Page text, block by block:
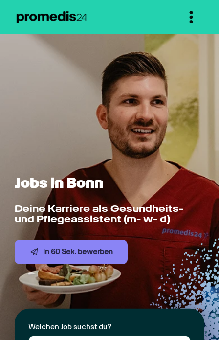
Jobs in Bonn
Deine Karriere als Gesundheits-
und Pflege­assistent (m- w- d)
In 60 Sek. bewerben
Welchen Job suchst du?